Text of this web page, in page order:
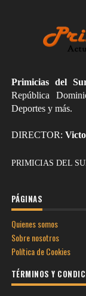
Primicias del
República
Deportes y más.
DIRECTOR:
PRIMICIAS DEL
PÁGINAS
Quienes somos
Sobre nosotros
Política de Cookies
TÉRMINOS Y